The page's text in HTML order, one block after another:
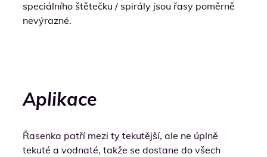
speciálního štětečku / spirály jsou řasy poměrně
nevýrazné.
Aplikace
Řasenka patří mezi ty tekutější, ale ne úplně
tekuté a vodnaté, takže se dostane do všech